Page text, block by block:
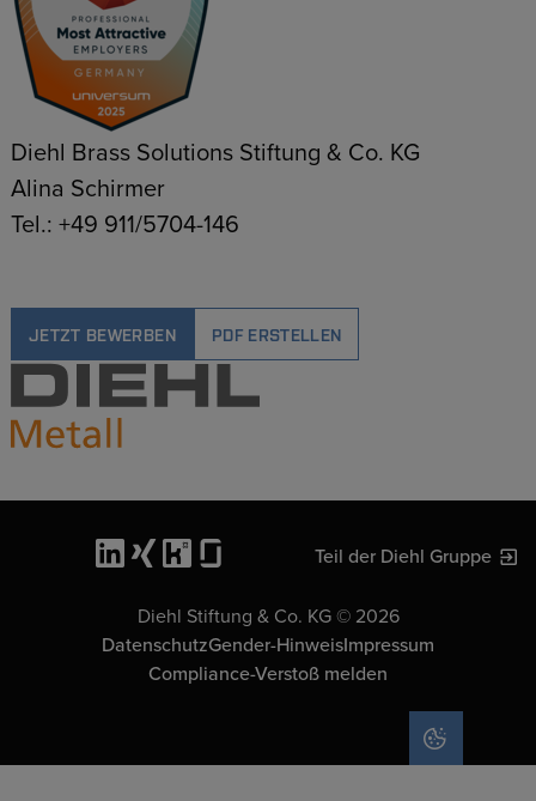
Diehl Brass Solutions Stiftung & Co. KG
Alina Schirmer
Tel.: +49 911/5704-146
JETZT BEWERBEN PDF ERSTELLEN
Teil der Diehl Gruppe
Diehl Stiftung & Co. KG © 2026
DatenschutzGender-HinweisImpressum
Compliance-Verstoß melden
COOKIE-